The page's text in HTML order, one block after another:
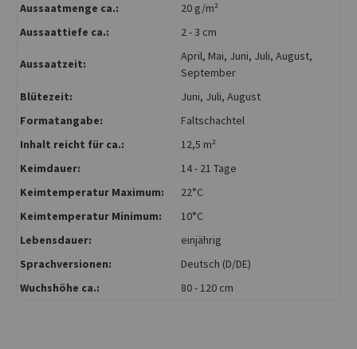
Aussaatmenge ca.:
20 g/m²
Aussaattiefe ca.:
2 - 3 cm
Aussaatzeit:
April, Mai, Juni, Juli, August,
September
Blütezeit:
Juni, Juli, August
Formatangabe:
Faltschachtel
Inhalt reicht für ca.:
12,5 m²
Keimdauer:
14 - 21 Tage
Keimtemperatur Maximum:
22°C
Keimtemperatur Minimum:
10°C
Lebensdauer:
einjährig
Sprachversionen:
Deutsch (D/DE)
Wuchshöhe ca.:
80 - 120 cm